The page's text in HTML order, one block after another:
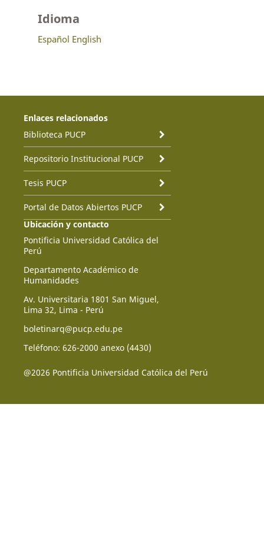
Idioma
Español English
Enlaces relacionados
Biblioteca PUCP
Repositorio Institucional PUCP
Tesis PUCP
Portal de Datos Abiertos PUCP
Ubicación y contacto
Pontificia Universidad Católica del
Perú
Departamento Académico de
Humanidades
Av. Universitaria 1801 San Miguel,
Lima 32, Lima - Perú
boletinarq@pucp.edu.pe
Teléfono: 626-2000 anexo (4430)
@2026 Pontificia Universidad Católica del Perú